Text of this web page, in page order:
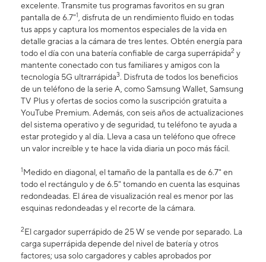
excelente. Transmite tus programas favoritos en su gran
pantalla de 6.7"1, disfruta de un rendimiento fluido en todas
tus apps y captura los momentos especiales de la vida en
detalle gracias a la cámara de tres lentes. Obtén energía para
todo el día con una batería confiable de carga superrápida2 y
mantente conectado con tus familiares y amigos con la
tecnología 5G ultrarrápida3. Disfruta de todos los beneficios
de un teléfono de la serie A, como Samsung Wallet, Samsung
TV Plus y ofertas de socios como la suscripción gratuita a
YouTube Premium. Además, con seis años de actualizaciones
del sistema operativo y de seguridad, tu teléfono te ayuda a
estar protegido y al día. Lleva a casa un teléfono que ofrece
un valor increíble y te hace la vida diaria un poco más fácil.
1Medido en diagonal, el tamaño de la pantalla es de 6.7" en
todo el rectángulo y de 6.5" tomando en cuenta las esquinas
redondeadas. El área de visualización real es menor por las
esquinas redondeadas y el recorte de la cámara.
2El cargador superrápido de 25 W se vende por separado. La
carga superrápida depende del nivel de batería y otros
factores; usa solo cargadores y cables aprobados por